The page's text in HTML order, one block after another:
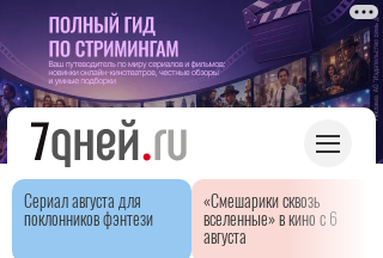
Сериал августа для
поклонников фэнтези
«Смешарики сквозь
вселенные» в кино с 6
августа